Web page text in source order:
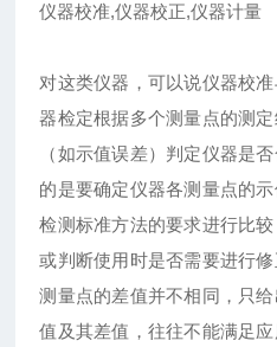
仪器校准,仪器校正,仪器计量
对这类仪器，可以说仪器校
器检定根据多个测量点的测
（如示值误差）判定仪器是
的是要确定仪器各测量点的
检测标准方法的要求进行比
或判断使用时是否需要进行
测量点的差值并不相同，只
值及其差值，往往不能满足